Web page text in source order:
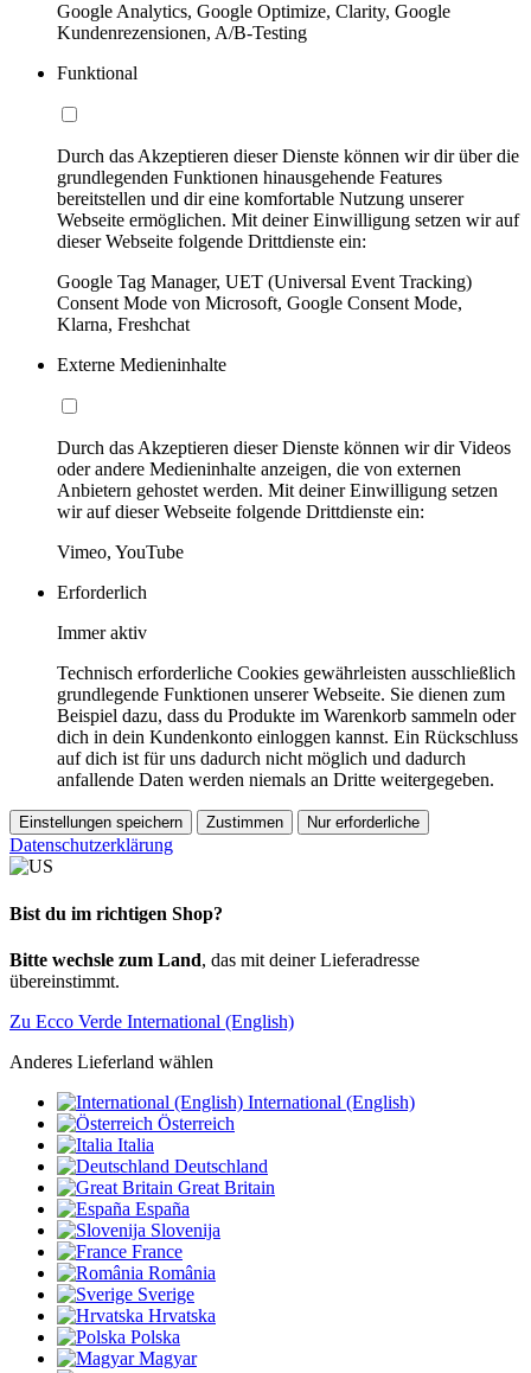
Google Analytics, Google Optimize, Clarity, Google
Kundenrezensionen, A/B-Testing
Funktional
Durch das Akzeptieren dieser Dienste können wir dir über die
grundlegenden Funktionen hinausgehende Features
bereitstellen und dir eine komfortable Nutzung unserer
Webseite ermöglichen. Mit deiner Einwilligung setzen wir auf
dieser Webseite folgende Drittdienste ein:
Google Tag Manager, UET (Universal Event Tracking)
Consent Mode von Microsoft, Google Consent Mode,
Klarna, Freshchat
Externe Medieninhalte
Durch das Akzeptieren dieser Dienste können wir dir Videos
oder andere Medieninhalte anzeigen, die von externen
Anbietern gehostet werden. Mit deiner Einwilligung setzen
wir auf dieser Webseite folgende Drittdienste ein:
Vimeo, YouTube
Erforderlich
Immer aktiv
Technisch erforderliche Cookies gewährleisten ausschließlich
grundlegende Funktionen unserer Webseite. Sie dienen zum
Beispiel dazu, dass du Produkte im Warenkorb sammeln oder
dich in dein Kundenkonto einloggen kannst. Ein Rückschluss
auf dich ist für uns dadurch nicht möglich und dadurch
anfallende Daten werden niemals an Dritte weitergegeben.
Einstellungen speichern Zustimmen Nur erforderliche
Datenschutzerklärung
Bist du im richtigen Shop?
Bitte wechsle zum Land, das mit deiner Lieferadresse
übereinstimmt.
Zu Ecco Verde International (English)
Anderes Lieferland wählen
International (English)
Österreich
Italia
Deutschland
Great Britain
España
Slovenija
France
România
Sverige
Hrvatska
Polska
Magyar